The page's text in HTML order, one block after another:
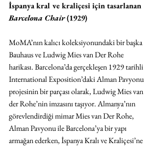
İspanya kral ve kraliçesi için tasarlanan
Barcelona Chair (1929)
MoMA’nın kalıcı koleksiyonundaki bir başka
Bauhaus ve Ludwig Mies van Der Rohe
harikası. Barcelona’da gerçekleşen 1929 tarihli
International Exposition’daki Alman Pavyonu
projesinin bir parçası olarak, Ludwig Mies van
der Rohe’nin imzasını taşıyor. Almanya’nın
görevlendirdiği mimar Mies van Der Rohe,
Alman Pavyonu ile Barcelona’ya bir yapı
armağan ederken, İspanya Kralı ve Kraliçesi’ne